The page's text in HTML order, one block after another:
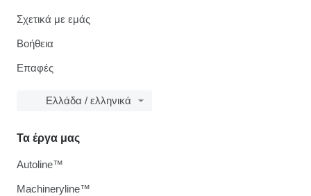
Σχετικά με εμάς
Βοήθεια
Επαφές
Ελλάδα / ελληνικά
Τα έργα μας
Autoline™
Machineryline™